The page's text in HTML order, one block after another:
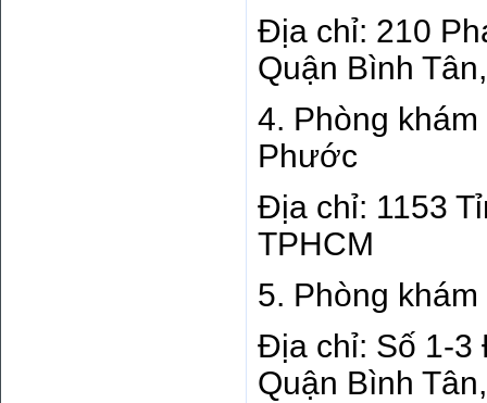
Địa chỉ: 210
Quận Bình
4. Phòng
Phước
Địa chỉ: 1153
TPHCM
5. Phòng
Địa chỉ: Số 1-3
Quận Bình